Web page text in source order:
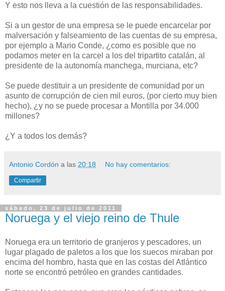
Y esto nos lleva a la cuestión de las responsabilidades.
Si a un gestor de una empresa se le puede encarcelar por
malversación y falseamiento de las cuentas de su empresa,
por ejemplo a Mario Conde, ¿como es posible que no
podamos meter en la carcel a los del tripartito catalán, al
presidente de la autonomía manchega, murciana, etc?
Se puede destituir a un presidente de comunidad por un
asunto de corrupción de cien mil euros, (por cierto muy bien
hecho), ¿y no se puede procesar a Montilla por 34.000
millones?
¿Y a todos los demás?
Antonio Cordón a las 20:18 No hay comentarios:
Compartir
sábado, 23 de julio de 2011
Noruega y el viejo reino de Thule
Noruega era un territorio de granjeros y pescadores, un
lugar plagado de paletos a los que los suecos miraban por
encima del hombro, hasta que en las costas del Atlántico
norte se encontró petróleo en grandes cantidades.